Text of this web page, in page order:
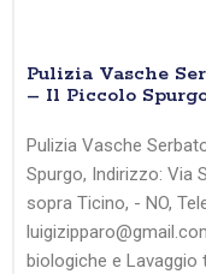
Pulizia Vasche
– Il Piccolo
Pulizia Vasche
Spurgo, Indirizzo: Via
sopra Ticino, - NO,
biologiche e Lavaggio